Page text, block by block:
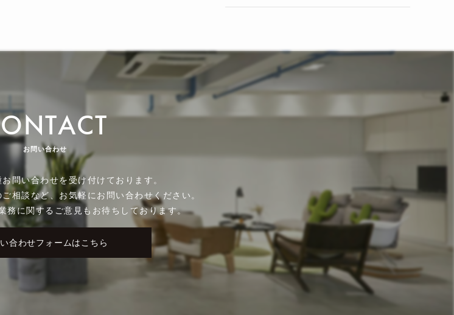
お問い合わせ
問い合わせを受け付けております。
相談など、お気軽にお問い合わせください。
務に関するご意見もお待ちしております。
合わせフォームはこちら